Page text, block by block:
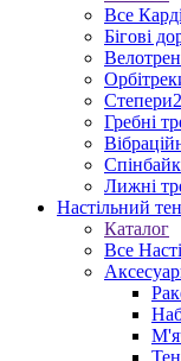
Все
Бігові
Степери
Гребні
Лижні
Настільний
Каталог
Все